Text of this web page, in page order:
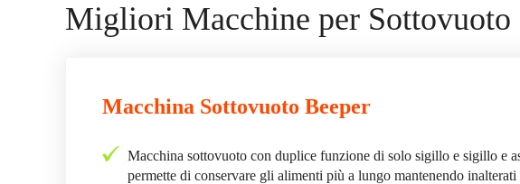
Migliori Macchine per Sottovuoto
Macchina Sottovuoto Beeper
Macchina sottovuoto con duplice funzione di solo sigillo e sigillo e
permette di conservare gli alimenti più a lungo mantenendo inalterati